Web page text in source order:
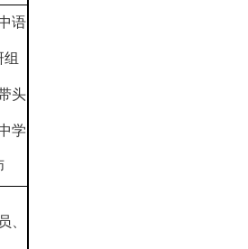
语
头
学
、